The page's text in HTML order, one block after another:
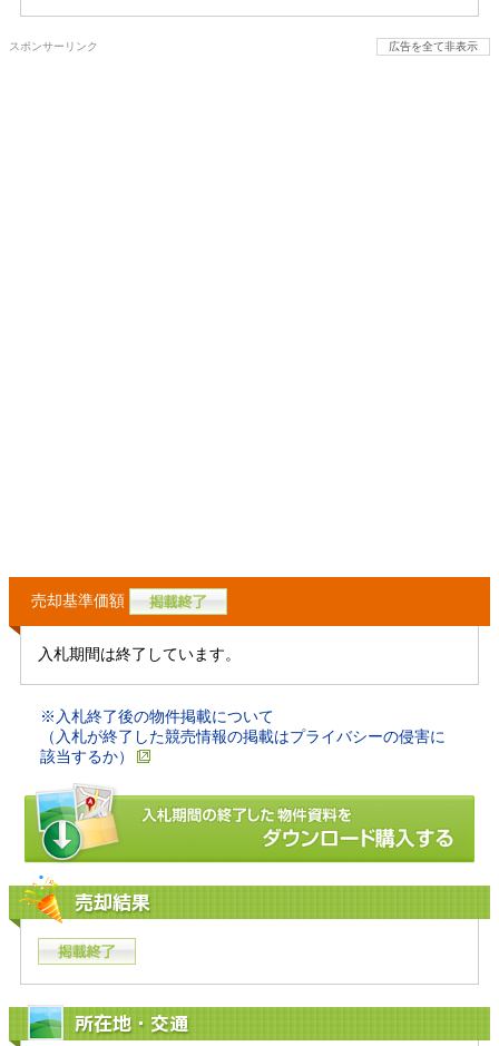
スポンサーリンク 広告を全て非表示
売却基準価額
入札期間は終了しています。
※入札終了後の物件掲載について
（入札が終了した競売情報の掲載はプライバシーの侵害に
該当するか）
売却結果
所在地・交通